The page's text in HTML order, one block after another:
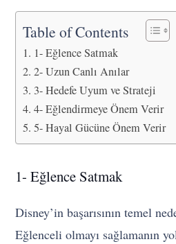
Table of Contents
1- Eğlence Satmak
2- Uzun Canlı Anılar
3- Hedefe Uyum ve Strateji
4- Eğlendirmeye Önem Verir
5- Hayal Gücüne Önem Verir
1- Eğlence Satmak
Disney’in başarısının temel
Eğlenceli olmayı sağlamanın